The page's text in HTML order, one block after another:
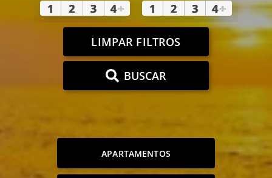
1 2 3 4+ 1 2 3 4+
LIMPAR FILTROS
BUSCAR
APARTAMENTOS